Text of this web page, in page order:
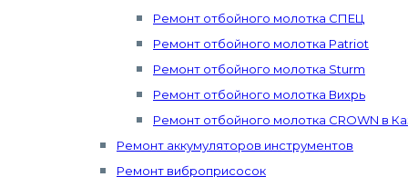
Ремонт отбойного молотка СПЕЦ
Ремонт отбойного молотка Patriot
Ремонт отбойного молотка Sturm
Ремонт отбойного молотка Вихрь
Ремонт отбойного молотка CROWN в
Ремонт аккумуляторов инструментов
Ремонт виброприсосок